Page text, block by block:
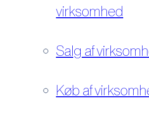
virksomhed
Salg af
Køb af